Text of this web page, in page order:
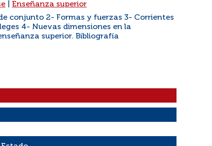
Enseñanza superior
conjunto 2- Formas y fuerzas 3- Corrientes
4- Nuevas dimensiones en la
superior. Bibliografía